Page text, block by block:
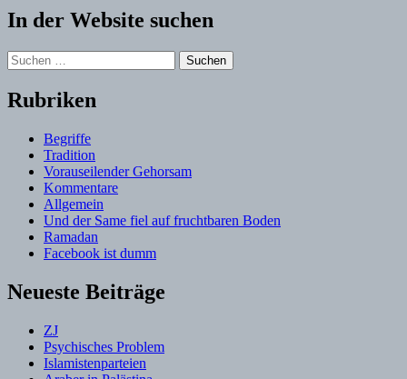
In der Website suchen
Suchen
nach:
Rubriken
Begriffe
Tradition
Vorauseilender Gehorsam
Kommentare
Allgemein
Und der Same fiel auf fruchtbaren Boden
Ramadan
Facebook ist dumm
Neueste Beiträge
ZJ
Psychisches Problem
Islamistenparteien